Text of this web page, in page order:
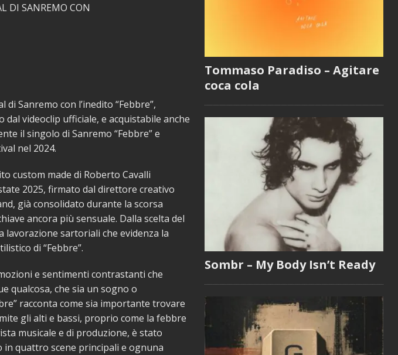
DI SANREMO CON
di Sanremo con l’inedito “Febbre”,
videoclip ufficiale, e acquistabile anche
il singolo di Sanremo “Febbre” e
nel 2024.
custom made di Roberto Cavalli
2025, firmato dal direttore creativo
già consolidato durante la scorsa
ancora più sensuale. Dalla scelta del
lavorazione sartoriali che evidenza la
di “Febbre”.
e sentimenti contrastanti che
qualcosa, che sia un sogno o
racconta come sia importante trovare
gli alti e bassi, proprio come la febbre
musicale e di produzione, è stato
quattro scene principali e ognuna
Tommaso Paradiso – Agitare
coca cola
Sombr – My Body Isn’t Ready